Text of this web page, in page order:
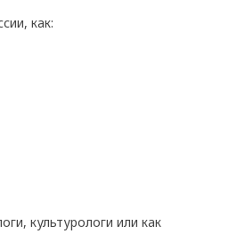
как:
культурологи или как